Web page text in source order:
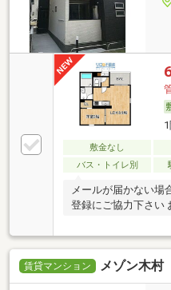
敷金なし
バス・トイレ別
メールが届かない場
登録にご協力下さい
賃貸マンション メゾン木村